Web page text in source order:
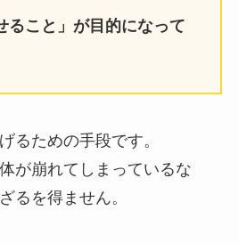
ること」が目的になって
るための手段です。
が崩れてしまっているな
るを得ません。